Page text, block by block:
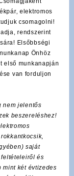
elektromos
csomagolni!
rendszerint
Elsőbbségi
Önhöz
első munkanapján
van forduljon
nem jelentős
beszereléshez!
saját
és
két évtizedes